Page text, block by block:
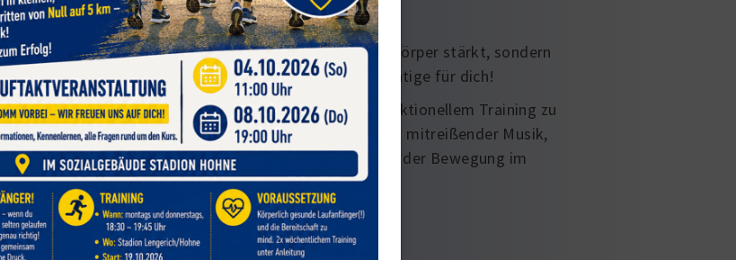
Dein Power-Workout mit Spaßfaktor!
Du suchst ein effektives Workout, das nicht nur deinen Körper stärkt, sondern
auch deine Laune hebt? Dann ist Joyrobic genau das Richtige für dich!
Joyrobic kombiniert Elemente aus Aerobic, Tanz und funktionellem Training zu
einem dynamischen Ganzkörper-Workout – begleitet von mitreißender Musik,
guter Stimmung und viel Energie. Hier steht der Spaß an der Bewegung im
Mittelpunkt, ganz ohne Leistungsdruck.
Was dich erwartet: